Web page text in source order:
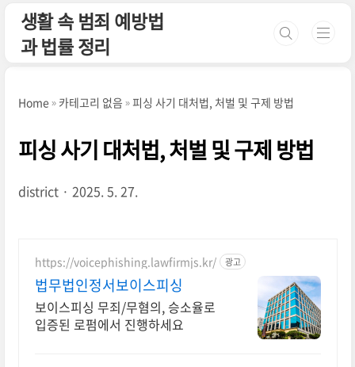
생활 속 범죄 예방법
과 법률 정리
Home 카테고리 없음 피싱 사기 대처법, 처벌 및 구제 방법
피싱 사기 대처법, 처벌 및 구제 방법
district 2025. 5. 27.
https://voicephishing.lawfirmjs.kr/ 광고
법무법인정서보이스피싱
보이스피싱 무죄/무혐의, 승소율로
입증된 로펌에서 진행하세요